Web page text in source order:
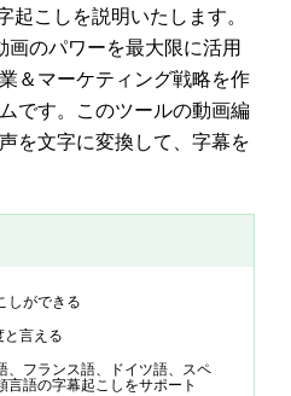
こしを説明いたします。
画のパワーを最大限に活用
＆マーケティング戦略を作
です。このツールの動画編
を文字に変換して、字幕を
しができる
言える
、フランス語、ドイツ語、スペ
言語の字幕起こしをサポート